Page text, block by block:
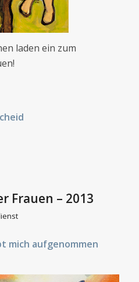
laden ein zum
Frauen – 2013
mich aufgenommen